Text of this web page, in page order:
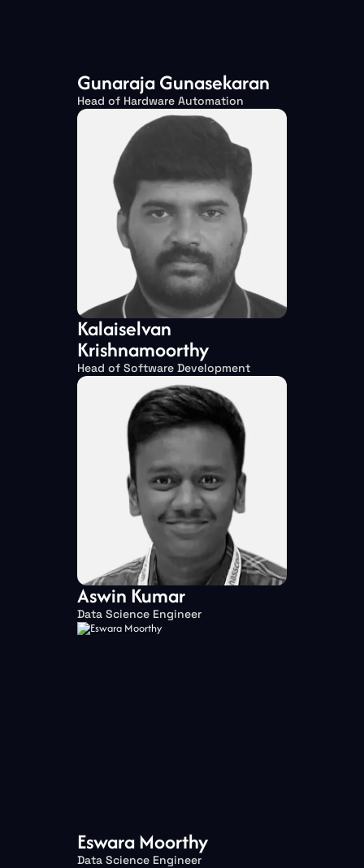
Gunaraja Gunasekaran
Head of Hardware Automation
Kalaiselvan
Krishnamoorthy
Head of Software Development
Aswin Kumar
Data Science Engineer
Eswara Moorthy
Data Science Engineer